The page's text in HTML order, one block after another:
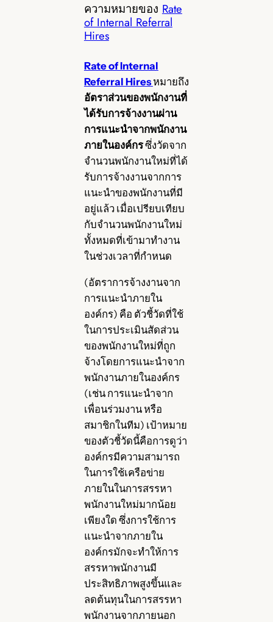
ความหมายของ Rate
of Internal Referral
Hires
Rate of Internal
Referral Hires หมายถึง
อัตราส่วนของพนักงานที่
ได้รับการจ้างงานผ่าน
การแนะนำจากพนักงาน
ภายในองค์กรซึ่งวัดจาก
จำนวนพนักงานใหม่ที่ได้
รับการจ้างงานจากการ
แนะนำของพนักงานที่มี
อยู่แล้ว เมื่อเปรียบเทียบ
กับจำนวนพนักงานใหม่
ทั้งหมดที่เข้ามาทำงาน
ในช่วงเวลาที่กำหนด
(อัตราการจ้างงานจาก
การแนะนำภายใน
องค์กร) คือ ตัวชี้วัดที่ใช้
ในการประเมินสัดส่วน
ของพนักงานใหม่ที่ถูก
จ้างโดยการแนะนำจาก
พนักงานภายในองค์กร
(เช่น การแนะนำจาก
เพื่อนร่วมงาน หรือ
สมาชิกในทีม) เป้าหมาย
ของตัวชี้วัดนี้คือการดูว่า
องค์กรมีความสามารถ
ในการใช้เครือข่าย
ภายในในการสรรหา
พนักงานใหม่มากน้อย
เพียงใด ซึ่งการใช้การ
แนะนำจากภายใน
องค์กรมักจะทำให้การ
สรรหาพนักงานมี
ประสิทธิภาพสูงขึ้นและ
ลดต้นทุนในการสรรหา
พนักงานจากภายนอก